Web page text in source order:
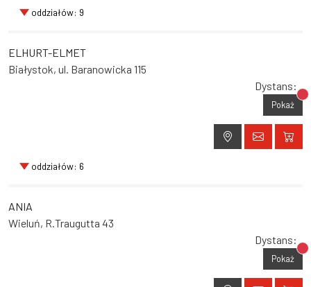
oddziałów: 9
ELHURT-ELMET
Białystok, ul. Baranowicka 115
Dystans:
Pokaż
oddziałów: 6
ANIA
Wieluń, R.Traugutta 43
Dystans:
Pokaż